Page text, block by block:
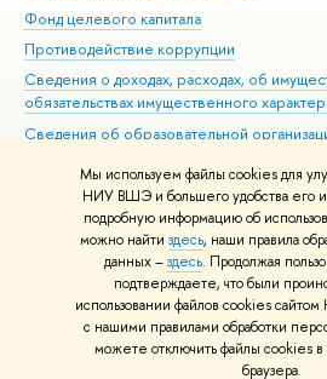
Мы используем файлы cookies для
НИУ ВШЭ и большего удобства его
подробную информацию об
можно найти здесь, наши правила
данных –здесь. Продолжая
подтверждаете, что были
использовании файлов cookies
с нашими правилами обработки
можете отключить файлы cookies в
браузера.
Фонд целевого капитала
Противодействие коррупции
Сведения о доходах, расходах, об
обязательствах имущественного
Сведения об образовательной
Людям с ограниченными возможностями
Единая платежная страница
Работа в Вышке
© НИУ ВШЭ 1993–2026 Адреса и
материалов Политика
Шрифты HSE Sans и HSE Slab разработаны